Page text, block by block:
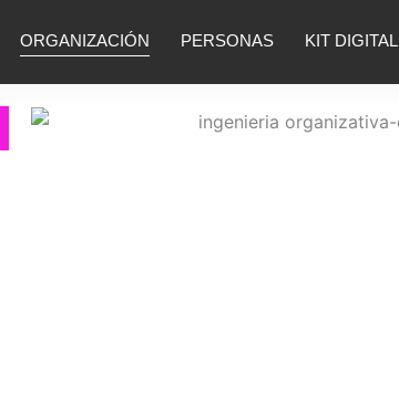
ORGANIZACIÓN PERSONAS KIT DIGITAL